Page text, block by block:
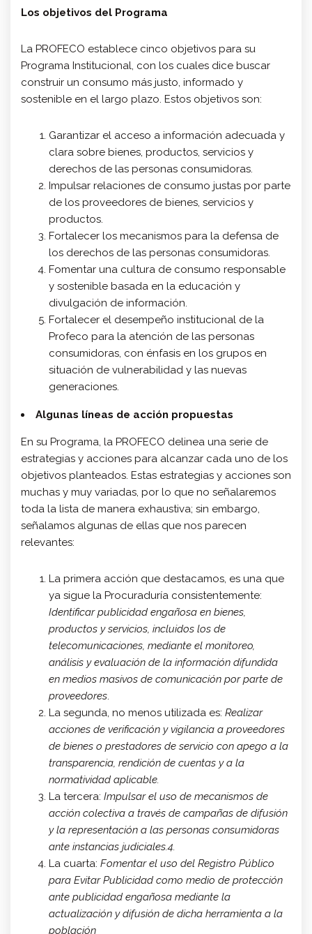
Los objetivos del Programa
La PROFECO establece cinco objetivos para su
Programa Institucional, con los cuales dice buscar
construir un consumo más justo, informado y
sostenible en el largo plazo. Estos objetivos son:
Garantizar el acceso a información adecuada y
clara sobre bienes, productos, servicios y
derechos de las personas consumidoras.
Impulsar relaciones de consumo justas por parte
de los proveedores de bienes, servicios y
productos.
Fortalecer los mecanismos para la defensa de
los derechos de las personas consumidoras.
Fomentar una cultura de consumo responsable
y sostenible basada en la educación y
divulgación de información.
Fortalecer el desempeño institucional de la
Profeco para la atención de las personas
consumidoras, con énfasis en los grupos en
situación de vulnerabilidad y las nuevas
generaciones.
Algunas líneas de acción propuestas
En su Programa, la PROFECO delinea una serie de
estrategias y acciones para alcanzar cada uno de los
objetivos planteados. Estas estrategias y acciones son
muchas y muy variadas, por lo que no señalaremos
toda la lista de manera exhaustiva; sin embargo,
señalamos algunas de ellas que nos parecen
relevantes:
La primera acción que destacamos, es una que
ya sigue la Procuraduría consistentemente:
Identificar publicidad engañosa en bienes,
productos y servicios, incluidos los de
telecomunicaciones, mediante el monitoreo,
análisis y evaluación de la información difundida
en medios masivos de comunicación por parte de
proveedores.
La segunda, no menos utilizada es: Realizar
acciones de verificación y vigilancia a proveedores
de bienes o prestadores de servicio con apego a la
transparencia, rendición de cuentas y a la
normatividad aplicable.
La tercera: Impulsar el uso de mecanismos de
acción colectiva a través de campañas de difusión
y la representación a las personas consumidoras
ante instancias judiciales.4.
La cuarta: Fomentar el uso del Registro Público
para Evitar Publicidad como medio de protección
ante publicidad engañosa mediante la
actualización y difusión de dicha herramienta a la
población